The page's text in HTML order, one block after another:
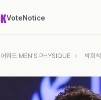
VoteNotice
워드 MEN'S PHYSIQUE › 박희석